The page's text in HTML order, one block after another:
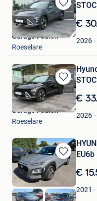
Bewaren
in
Mijn
Favorieten
€
2026
Garage Foulon
Roeselare
Bewaren
in
Mijn
Favorieten
€
2026
Garage Foulon
Roeselare
Bewaren
in
Mijn
Favorieten
EU6b
€
2021